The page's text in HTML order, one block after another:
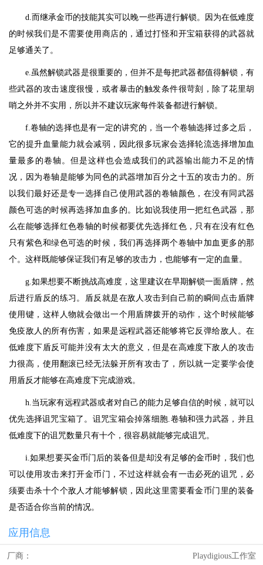
d.而继承金币的技能其实可以晚一些再进行解锁。因为在低难度
的时候我们是不需要使用商店的，通过打怪和开宝箱获得的武器就
足够通关了。
e.虽然解锁武器是很重要的，但并不是每把武器都值得解锁，有
些武器的攻击速度很慢，或者暴击的触发条件很苛刻，除了花里胡
哨之外并不实用，所以并不建议玩家每件装备都进行解锁。
f.卷轴的选择也是有一定的讲究的，当一个卷轴选择过多之后，
它的提升血量能力就会减弱，因此很多玩家会选择轮流选择增加血
量最多的卷轴。但是这样也会造成我们的武器输出能力不足的情
况，因为卷轴是能够为同色的武器增加百分之十五的攻击力的。所
以我们最好还是专一选择自己使用武器的卷轴颜色，在没有同武器
颜色可选的时候再选择加血多的。比如说我使用一把红色武器，那
么在能够选择红色卷轴的时候都要优先选择红色，只有在没有红色
只有紫色和绿色可选的时候，我们再选择两个卷轴中加血更多的那
个。这样既能够保证我们有足够的攻击力，也能够有一定的血量。
g.如果想要不断挑战高难度，这里建议在早期解锁一面盾牌，然
后进行盾反的练习。盾反就是在敌人攻击到自己前的瞬间点击盾牌
使用键，这样人物就会做出一个用盾牌拨开的动作，这个时候能够
免疫敌人的所有伤害，如果是远程武器还能够将它反弹给敌人。在
低难度下盾反可能并没有太大的意义，但是在高难度下敌人的攻击
力很高，使用翻滚已经无法躲开所有攻击了，所以就一定要学会使
用盾反才能够在高难度下完成游戏。
h.当玩家有远程武器或者对自己的能力足够自信的时候，就可以
优先选择诅咒宝箱了。诅咒宝箱会掉落细胞.卷轴和强力武器，并且
低难度下的诅咒数量只有十个，很容易就能够完成诅咒。
i.如果想要买金币门后的装备但是却没有足够的金币时，我们也
可以使用攻击来打开金币门，不过这样就会有一击必死的诅咒，必
须要击杀十个个敌人才能够解锁，因此这里需要看金币门里的装备
是否适合你当前的情况。
应用信息
厂商： Playdigious工作室